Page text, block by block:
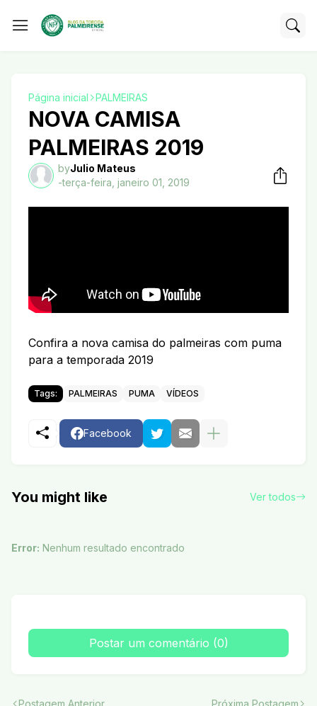
Página inicial PALMEIRAS
NOVA CAMISA
PALMEIRAS 2019
byJulio Mateus
-terça-feira, janeiro 01, 2019
Confira a nova camisa do palmeiras com puma
para a temporada 2019
Tags: PALMEIRAS PUMA VÍDEOS
Facebook
You might like Ver todos
Error: Nenhum resultado encontrado
Postar um comentário (0)
Postagem Anterior Próxima Postagem